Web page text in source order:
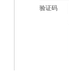
验证码